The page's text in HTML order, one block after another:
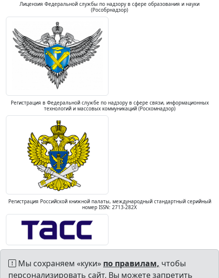
Лицензия Федеральной службы по надзору в сфере образования и науки
(Рособрнадзор)
Регистрация в Федеральной службе по надзору в сфере связи, информационных
технологий и массовых коммуникаций (Роскомнадзор)
Регистрация Российской книжной палаты, международный стандартный серийный
номер ISSN: 2713-282X
Мы сохраняем «куки» по правилам, чтобы
персонализировать сайт. Вы можете запретить